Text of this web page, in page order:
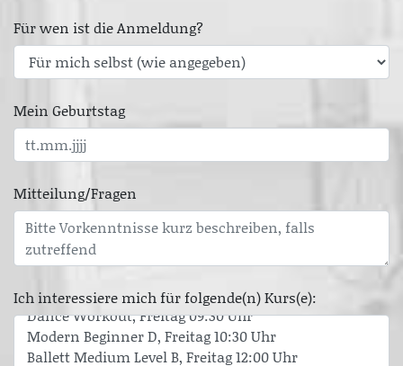
Für wen ist die Anmeldung?
Mein Geburtstag
Mitteilung/Fragen
Ich interessiere mich für folgende(n) Kurs(e):